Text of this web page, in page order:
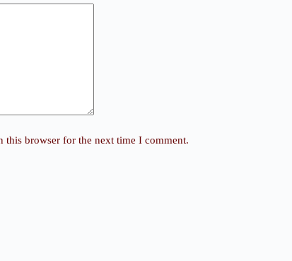
this browser for the next time I comment.